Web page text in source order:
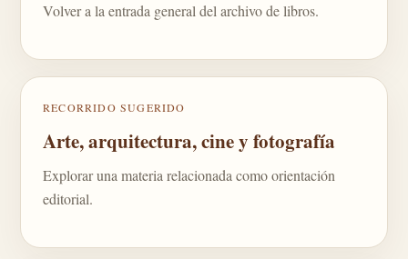
Volver a la entrada general del archivo de libros.
RECORRIDO SUGERIDO
Arte, arquitectura, cine y fotografía
Explorar una materia relacionada como orientación
editorial.